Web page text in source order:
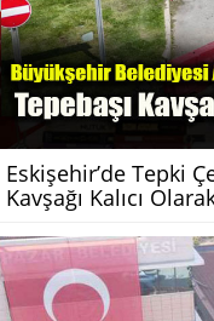
Eskişehir’de Tepki
Kavşağı Kalıcı